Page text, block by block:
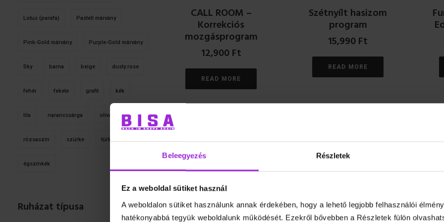
Beleegyezés Részletek
Ez a weboldal sütiket használ
A weboldalon sütiket használunk annak érdekében, hogy a lehető legjobb felhasználói
hatékonyabbá tegyük weboldalunk működését. Ezekről bővebben a Részletek fülön
Lotus (parafa) Pastell márvány
Pink-Gold márvány Purple-Gold márvány
Sky barna beige dusty rose
fehér fekete grafit kék
lila narancssárga olíva pink
rózsaszín szürke türkiz
égszínkék
Ruházat típusa
CALL ROOM –
Korrekciós
mozgásprogram
12,900Ft
READ MORE
Szétnyílt hasizom
program
15,990Ft
READ MORE
Spine Health – Szenior torna